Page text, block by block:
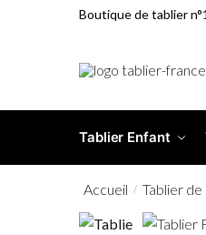
Boutique de tablier
Tablier Enfant
Accueil / Tablier